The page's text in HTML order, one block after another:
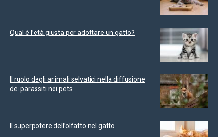
Qual è l’età giusta per adottare un gatto?
Il ruolo degli animali selvatici nella diffusione
dei parassiti nei pets
Il superpotere dell’olfatto nel gatto